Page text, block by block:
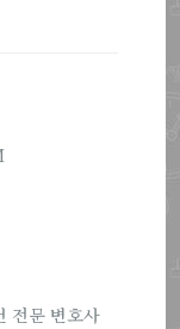
전문 변호사